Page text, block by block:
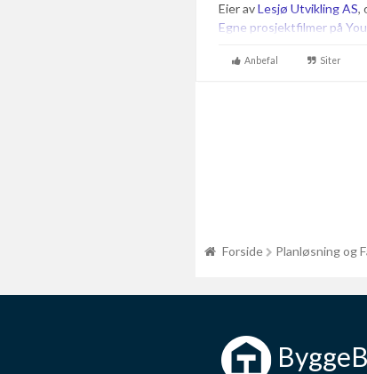
Eier avLesjø Utvikling AS,
Egne prosjektfilmer på
Anbefal Siter
Forside Planløsning og